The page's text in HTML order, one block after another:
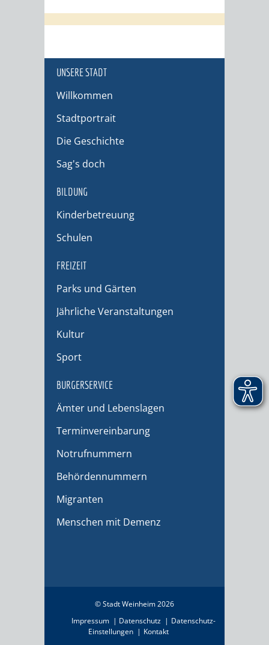
UNSERE STADT
Willkommen
Stadtportrait
Die Geschichte
Sag's doch
BILDUNG
Kinderbetreuung
Schulen
FREIZEIT
Parks und Gärten
Jährliche Veranstaltungen
Kultur
Sport
BÜRGERSERVICE
Ämter und Lebenslagen
Terminvereinbarung
Notrufnummern
Behördennummern
Migranten
Menschen mit Demenz
© Stadt Weinheim 2026
Impressum
Datenschutz
Datenschutz-
Einstellungen
Kontakt